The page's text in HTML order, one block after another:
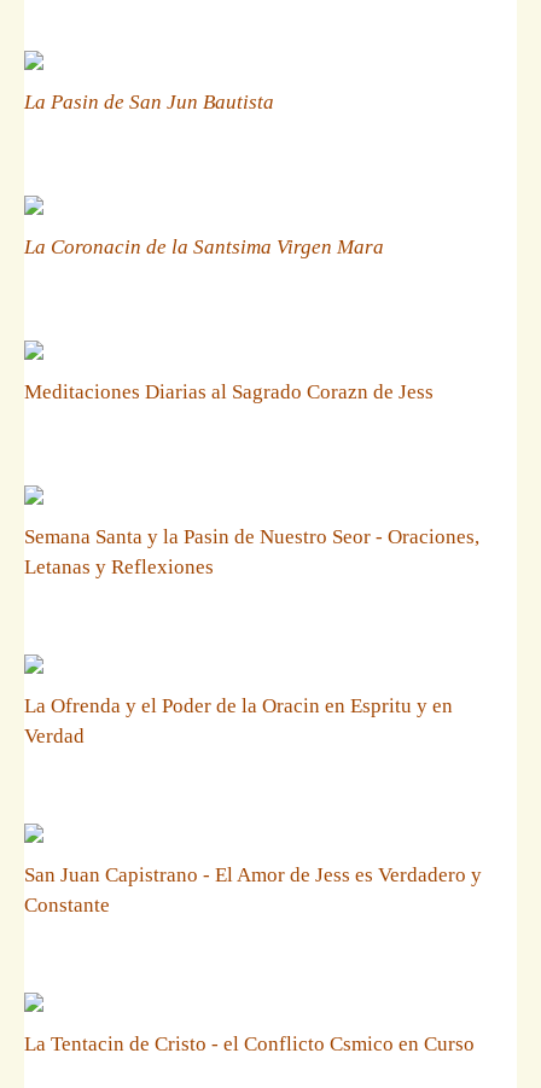
La Pasin de San Jun Bautista
La Coronacin de la Santsima Virgen Mara
Meditaciones Diarias al Sagrado Corazn de Jess
Semana Santa y la Pasin de Nuestro Seor - Oraciones,
Letanas y Reflexiones
La Ofrenda y el Poder de la Oracin en Espritu y en
Verdad
San Juan Capistrano - El Amor de Jess es Verdadero y
Constante
La Tentacin de Cristo - el Conflicto Csmico en Curso